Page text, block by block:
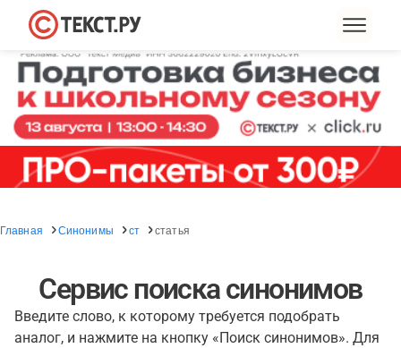
Главная Синонимы ст статья
Сервис поиска синонимов
Введите слово, к которому требуется подобрать
аналог, и нажмите на кнопку «Поиск синонимов». Для